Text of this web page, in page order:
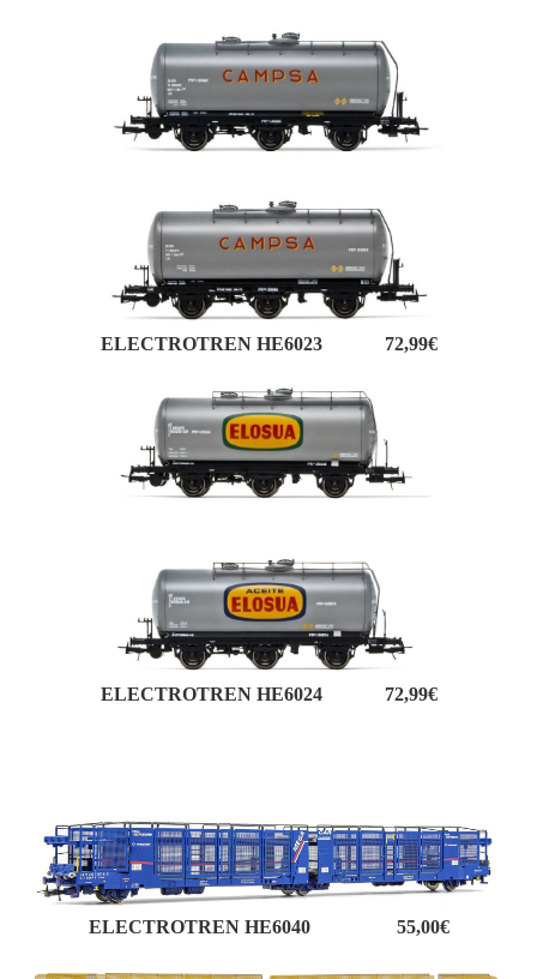
ELECTROTREN HE6023 72,99€
ELECTROTREN HE6024 72,99€
ELECTROTREN HE6040 55,00€